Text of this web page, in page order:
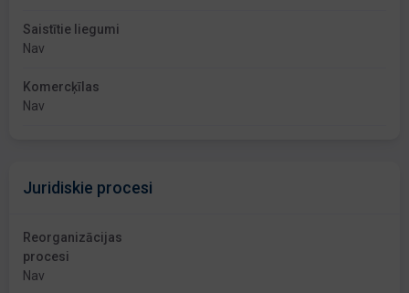
Saistītie liegumi
Nav
Komercķīlas
Nav
Juridiskie procesi
Reorganizācijas
procesi
Nav